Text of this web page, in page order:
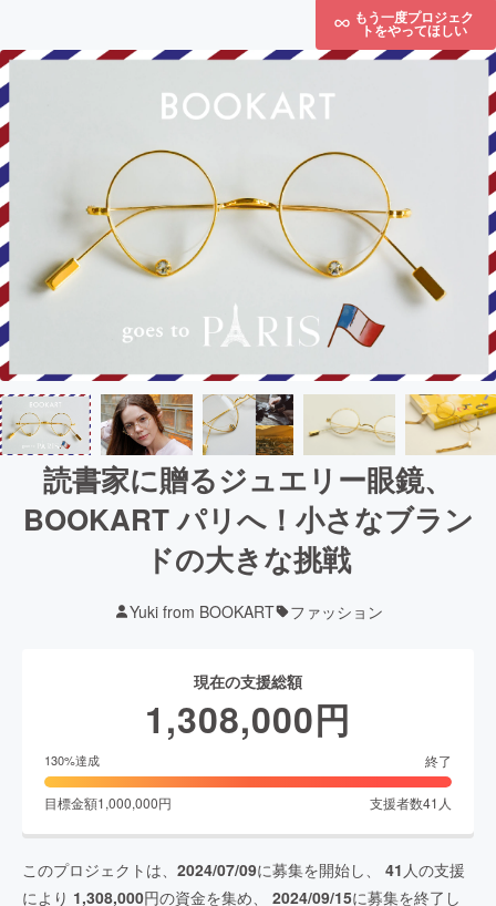
もう一度プロジェク
トをやってほしい
読書家に贈るジュエリー眼鏡、
BOOKART パリへ！小さなブラン
ドの大きな挑戦
Yuki from BOOKART ファッション
現在の支援総額
1,308,000円
130%達成 終了
目標金額1,000,000円 支援者数41 人
このプロジェクトは、 2024/07/09に募集を開始し、 41 人の支援
により 1,308,000円の資金を集め、 2024/09/15に募集を終了し